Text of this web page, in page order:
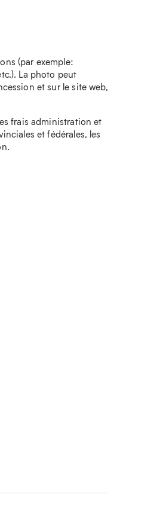
(par exemple:
La photo peut
et sur le site web,
frais administration et
et fédérales, les